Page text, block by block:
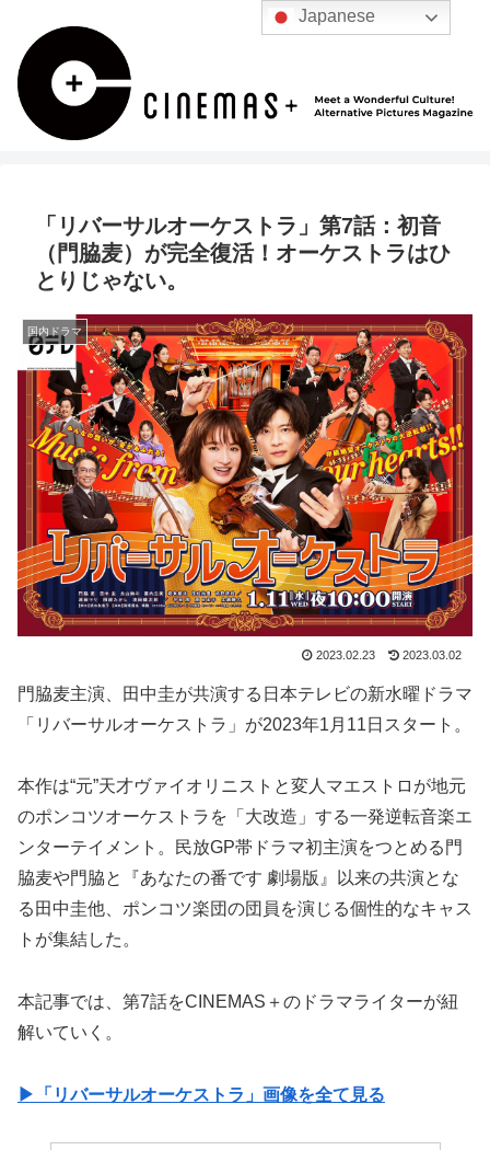
「リバーサルオーケストラ」第7話：初音
（門脇麦）が完全復活！オーケストラはひ
とりじゃない。
国内ドラマ
2023.02.23 2023.03.02
門脇麦主演、田中圭が共演する日本テレビの新水曜ドラマ
「リバーサルオーケストラ」が2023年1月11日スタート。
本作は“元”天才ヴァイオリニストと変人マエストロが地元
のポンコツオーケストラを「大改造」する一発逆転音楽エ
ンターテイメント。民放GP帯ドラマ初主演をつとめる門
脇麦や門脇と『あなたの番です 劇場版』以来の共演とな
る田中圭他、ポンコツ楽団の団員を演じる個性的なキャス
トが集結した。
本記事では、第7話をCINEMAS＋のドラマライターが紐
解いていく。
▶︎「リバーサルオーケストラ」画像を全て見る
Japanese